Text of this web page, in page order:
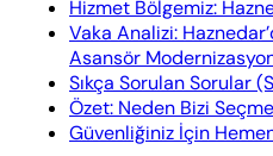
Hizmet Bölgemiz:
Vaka Analizi:
Asansör
Sıkça Sorulan Sorular
Özet: Neden Bizi
Güvenliğiniz İçin